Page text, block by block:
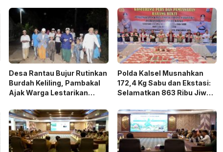
Desa Rantau Bujur Rutinkan
Burdah Keliling, Pambakal
Ajak Warga Lestarikan
Polda Kalsel Musnahkan
172,4 Kg Sabu dan Ekstasi:
Selamatkan 863 Ribu Jiwa
4,3 Triliun